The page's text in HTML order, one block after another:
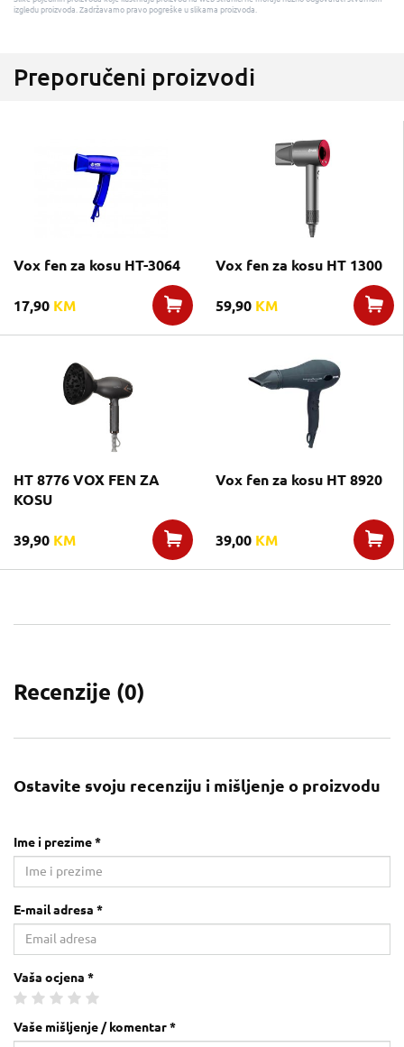
izgledu proizvoda. Zadržavamo pravo pogreške u slikama proizvoda.
Preporučeni proizvodi
Vox fen za kosu HT-3064
17,90 KM
Vox fen za kosu HT 1300
59,90 KM
HT 8776 VOX FEN ZA
KOSU
39,90 KM
Vox fen za kosu HT 8920
39,00 KM
Recenzije (0)
Ostavite svoju recenziju i mišljenje o proizvodu
Ime i prezime *
E-mail adresa *
Vaša ocjena *
Vaše mišljenje / komentar *